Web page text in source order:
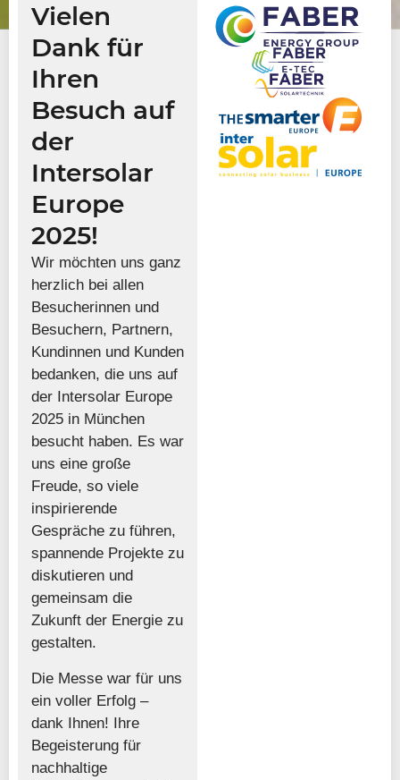
Vielen
Dank für
Ihren
Besuch auf
der
Intersolar
Europe
2025!
Wir möchten uns ganz
herzlich bei allen
Besucherinnen und
Besuchern, Partnern,
Kundinnen und Kunden
bedanken, die uns auf
der Intersolar Europe
2025 in München
besucht haben. Es war
uns eine große
Freude, so viele
inspirierende
Gespräche zu führen,
spannende Projekte zu
diskutieren und
gemeinsam die
Zukunft der Energie zu
gestalten.
Die Messe war für uns
ein voller Erfolg –
dank Ihnen! Ihre
Begeisterung für
nachhaltige